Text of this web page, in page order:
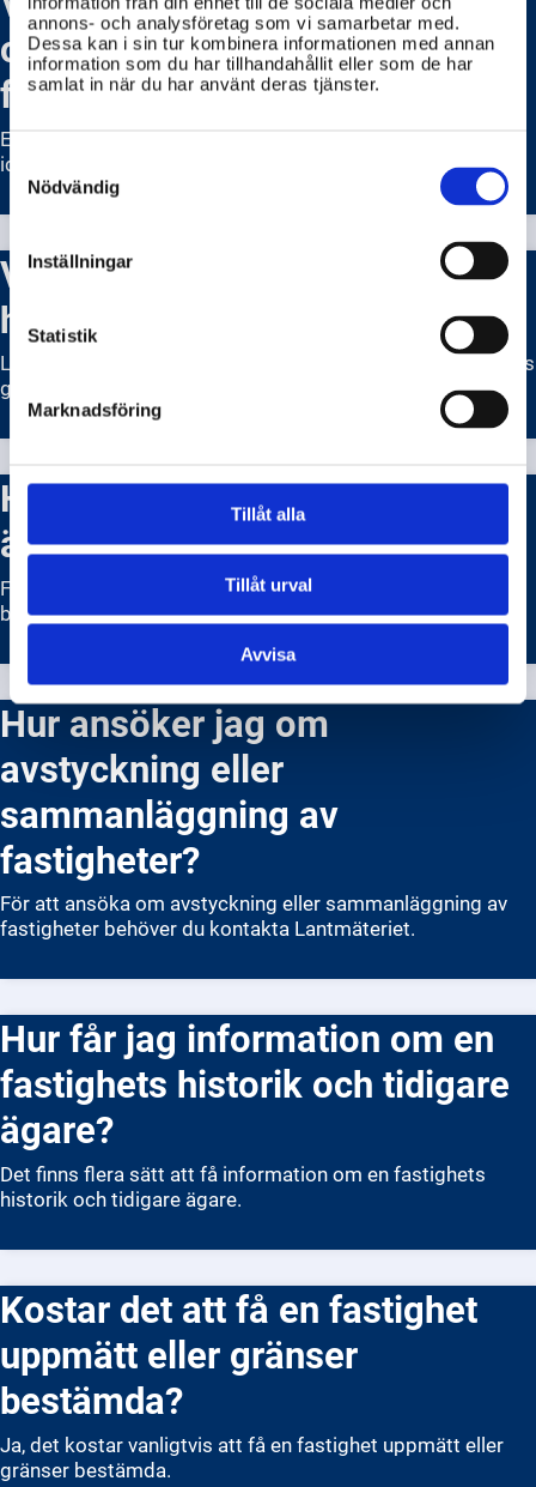
annons- och analysföretag som vi samarbetar med.
Dessa kan i sin tur kombinera informationen med annan
information som du har tillhandahållit eller som de har
samlat in när du har använt deras tjänster.
Consent
Selection
Nödvändig
Inställningar
Statistik
Marknadsföring
Tillåt alla
Tillåt urval
Avvisa
organisationsnummer och hur
får jag ett?
Ett organisationsnummer är ett unikt nummer som
identifierar företag och organisationer i Sverige.
Vad gör Lantmäteriet och vad
har de för uppdrag?
Lantmäteriet ansvarar för att förvalta och utveckla Sveriges
geografiska information och geodata.
Hur registrerar eller ändrar jag
ägande av en fastighet?
För att registrera eller ändra ägande av en fastighet
behöver du kontakta Lantmäteriet.
Hur ansöker jag om
avstyckning eller
sammanläggning av
fastigheter?
För att ansöka om avstyckning eller sammanläggning av
fastigheter behöver du kontakta Lantmäteriet.
Hur får jag information om en
fastighets historik och tidigare
ägare?
Det finns flera sätt att få information om en fastighets
historik och tidigare ägare.
Kostar det att få en fastighet
uppmätt eller gränser
bestämda?
Ja, det kostar vanligtvis att få en fastighet uppmätt eller
gränser bestämda.